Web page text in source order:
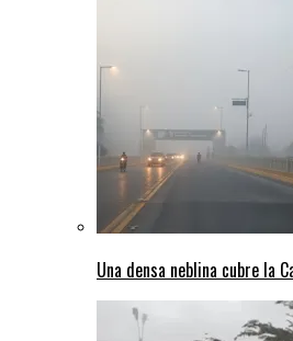
Una densa neblina cubre la